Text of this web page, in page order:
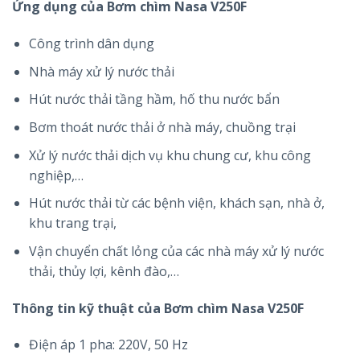
Ứng dụng của Bơm chìm Nasa V250F
Công trình dân dụng
Nhà máy xử lý nước thải
Hút nước thải tầng hầm, hố thu nước bẩn
Bơm thoát nước thải ở nhà máy, chuồng trại
Xử lý nước thải dịch vụ khu chung cư, khu công
nghiệp,…
Hút nước thải từ các bệnh viện, khách sạn, nhà ở,
khu trang trại,
Vận chuyển chất lỏng của các nhà máy xử lý nước
thải, thủy lợi, kênh đào,…
Thông tin kỹ thuật của Bơm chìm Nasa V250F
Điện áp 1 pha: 220V, 50 Hz